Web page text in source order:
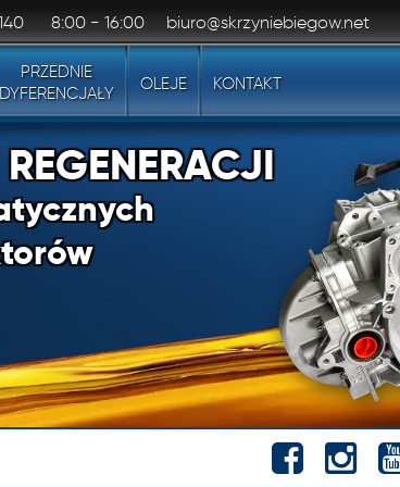
8:00 - 16:00 biuro@skrzyniebiegow.net
PRZEDNIE
DYFERENCJAŁY
OLEJE KONTAKT